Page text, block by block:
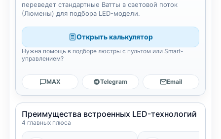
переведет стандартные Ватты в световой поток
(Люмены) для подбора LED-модели.
Открыть калькулятор
Нужна помощь в подборе люстры с пультом или Smart-
управлением?
MAX Telegram Email
Преимущества встроенных LED-технологий
4 главных плюса